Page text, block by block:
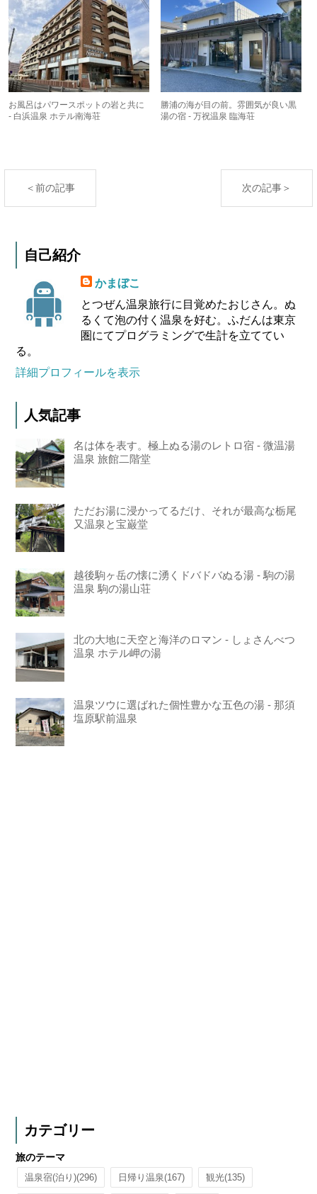
お風呂はパワースポットの岩と共に
- 白浜温泉 ホテル南海荘
勝浦の海が目の前。雰囲気が良い黒
湯の宿 - 万祝温泉 臨海荘
＜前の記事 次の記事＞
自己紹介
かまぼこ
とつぜん温泉旅行に目覚めたおじさん。ぬ
るくて泡の付く温泉を好む。ふだんは東京
圏にてプログラミングで生計を立ててい
る。
詳細プロフィールを表示
人気記事
名は体を表す。極上ぬる湯のレトロ宿 - 微温湯
温泉 旅館二階堂
ただお湯に浸かってるだけ、それが最高な栃尾
又温泉と宝巌堂
越後駒ヶ岳の懐に湧くドバドバぬる湯 - 駒の湯
温泉 駒の湯山荘
北の大地に天空と海洋のロマン - しょさんべつ
温泉 ホテル岬の湯
温泉ツウに選ばれた個性豊かな五色の湯 - 那須
塩原駅前温泉
カテゴリー
旅のテーマ
温泉宿(泊り)(296) 日帰り温泉(167) 観光(135)